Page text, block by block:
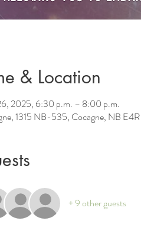
& Location
2025, 6:30 p.m. – 8:00 p.m.
1315 NB-535, Cocagne, NB
+ 9 other guests